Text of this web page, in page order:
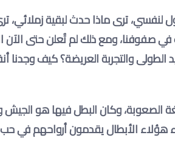
ترى ماذا حدث لبقية زملائي،
ومع ذلك لم تُعلن حتى الآن
والتجربة العريضة؟ كيف
الصعوبة، وكان البطل فيها هو
هؤلاء الأبطال يقدمون أرواحهم في حب